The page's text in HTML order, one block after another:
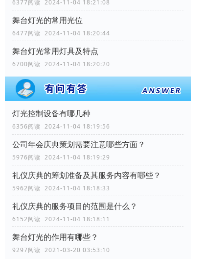
6377阅读 2024-11-04 18:21:08
舞台灯光的常用光位
6477阅读 2024-11-04 18:20:44
舞台灯光常用灯具及特点
6700阅读 2024-11-04 18:20:20
灯光控制设备有哪几种
6356阅读 2024-11-04 18:19:56
公司年会庆典策划需要注意哪些方面？
5976阅读 2024-11-04 18:19:29
礼仪庆典的筹划准备及其服务内容有哪些？
5962阅读 2024-11-04 18:18:33
礼仪庆典的服务项目的范围是什么？
6152阅读 2024-11-04 18:18:11
舞台灯光的作用有哪些？
9297阅读 2021-03-20 03:53:10